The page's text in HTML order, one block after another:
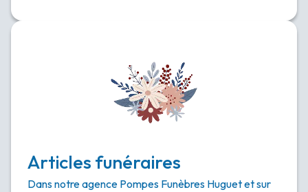
Articles funéraires
Dans notre agence Pompes Funèbres Huguet et sur